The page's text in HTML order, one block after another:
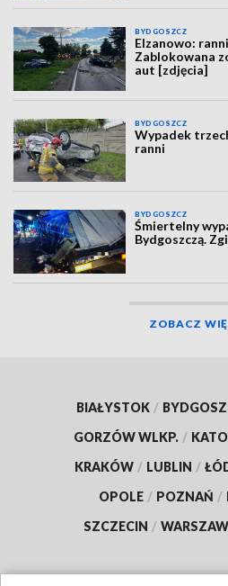
BYDGOSZCZ
Elzanowo:
Zablokowana
aut [zdjęcia]
BYDGOSZCZ
Wypadek
ranni
BYDGOSZCZ
Śmiertelny
Bydgoszczą.
ZOBACZ
BIAŁYSTOK /
GORZÓW WLKP. /
KRAKÓW / LUBLIN /
OPOLE / POZNAŃ /
SZCZECIN /